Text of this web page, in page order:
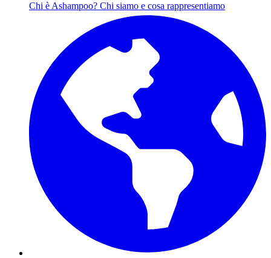
Chi è Ashampoo? Chi siamo e cosa rappresentiamo